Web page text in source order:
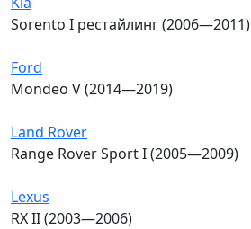
Sorento I рестайлинг (2006—2011)
Ford
Mondeo V (2014—2019)
Land Rover
Range Rover Sport I (2005—2009)
Lexus
RX II (2003—2006)